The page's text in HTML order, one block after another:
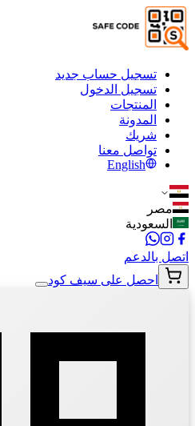
تسجيل حساب جديد
تسجيل الدخول
المنتجات
المدونة
شريك
تواصل معنا
English
مصر
السعودية
اتصل بالدعم
احصل على سيف كود